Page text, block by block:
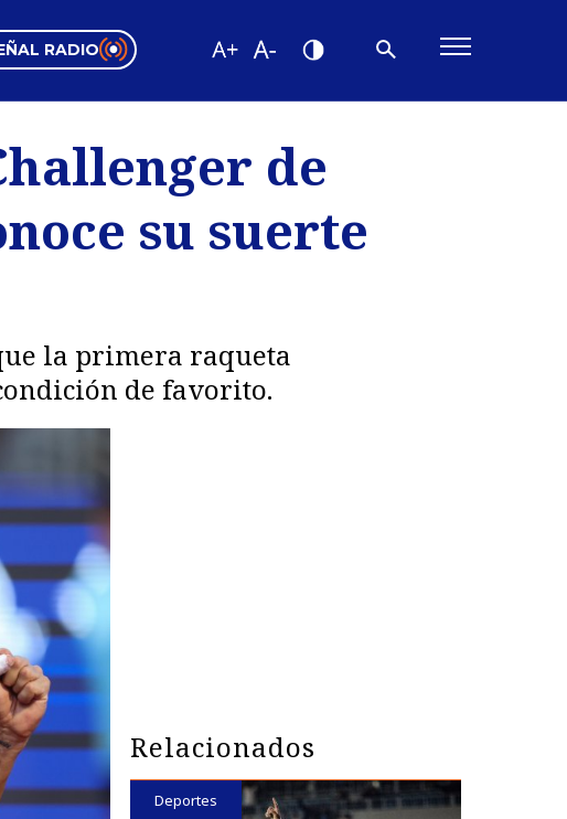
RADIO
Tendencias
Videos
de
su suerte
la primera raqueta
de favorito.
Relacionados
Deportes